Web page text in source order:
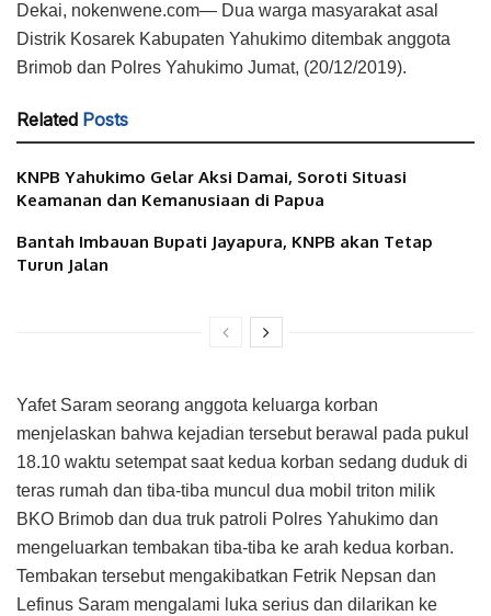
Dekai, nokenwene.com— Dua warga masyarakat asal
Distrik Kosarek Kabupaten Yahukimo ditembak anggota
Brimob dan Polres Yahukimo Jumat, (20/12/2019).
Related Posts
KNPB Yahukimo Gelar Aksi Damai, Soroti Situasi
Keamanan dan Kemanusiaan di Papua
Bantah Imbauan Bupati Jayapura, KNPB akan Tetap
Turun Jalan
Yafet Saram seorang anggota keluarga korban
menjelaskan bahwa kejadian tersebut berawal pada pukul
18.10 waktu setempat saat kedua korban sedang duduk di
teras rumah dan tiba-tiba muncul dua mobil triton milik
BKO Brimob dan dua truk patroli Polres Yahukimo dan
mengeluarkan tembakan tiba-tiba ke arah kedua korban.
Tembakan tersebut mengakibatkan Fetrik Nepsan dan
Lefinus Saram mengalami luka serius dan dilarikan ke